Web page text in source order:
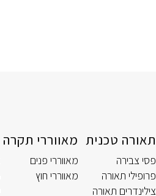
תאורה טכנית
פסי צבירה
פרופילי תאורה
צילינדרים תאורה
מאווררי תקרה
מאווררי פנים
מאווררי חוץ